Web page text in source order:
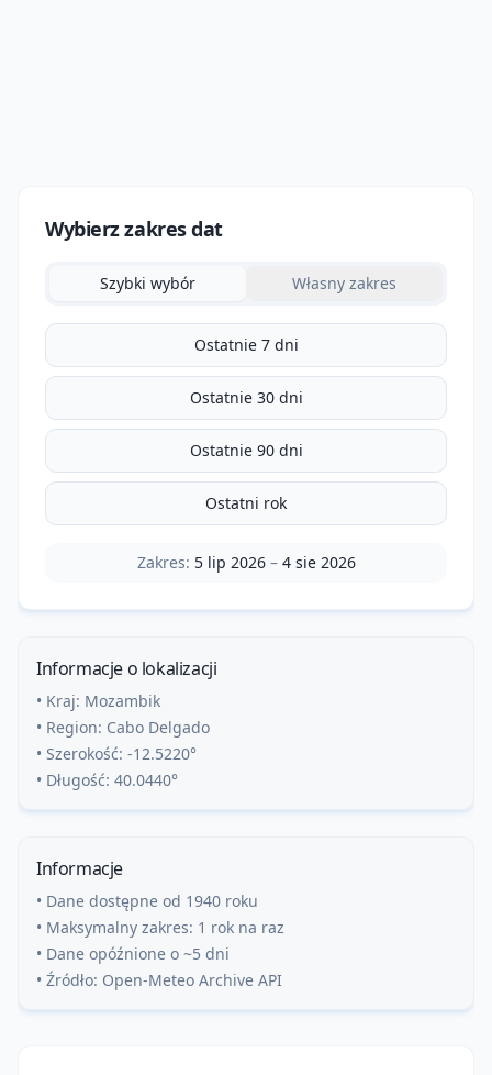
Wybierz zakres dat
Szybki wybór Własny zakres
Ostatnie 7 dni
Ostatnie 30 dni
Ostatnie 90 dni
Ostatni rok
Zakres: 5 lip 2026– 4 sie 2026
Informacje o lokalizacji
• Kraj: Mozambik
• Region: Cabo Delgado
• Szerokość: -12.5220°
• Długość: 40.0440°
Informacje
• Dane dostępne od 1940 roku
• Maksymalny zakres: 1 rok na raz
• Dane opóźnione o ~5 dni
• Źródło: Open-Meteo Archive API